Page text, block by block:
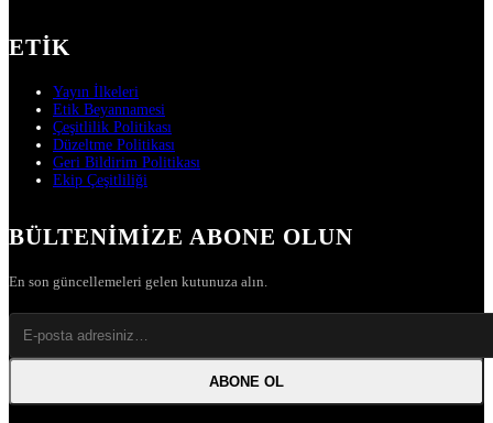
ETIK
Yayın İlkeleri
Etik Beyannamesi
Çeşitlilik Politikası
Düzeltme Politikası
Geri Bildirim Politikası
Ekip Çeşitliliği
BÜLTENIMIZE ABONE OLUN
En son güncellemeleri gelen kutunuza alın.
ABONE OL